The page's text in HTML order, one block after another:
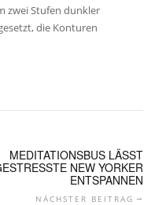
zwei Stufen dunkler
die Konturen
MEDITATIONSBUS LÄSST
NEW YORKER
ENTSPANNEN
NÄCHSTER BEITRAG